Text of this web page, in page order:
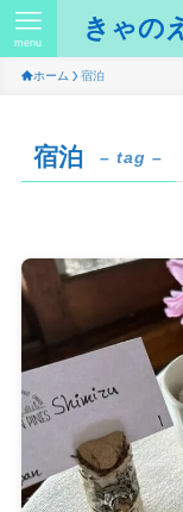
きゃの
menu
ホーム 宿泊
宿泊 – tag –